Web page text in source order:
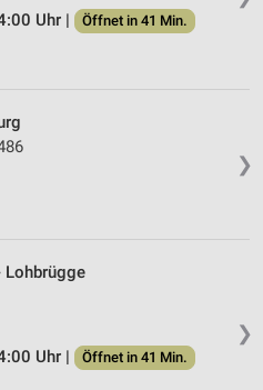
Uhr |
Öffnet in 41 Min.
❯
❯
Lohbrügge
Uhr |
Öffnet in 41 Min.
Auswahl
Inhalten
verschiedenen
der Angebote
zur Auswahl von